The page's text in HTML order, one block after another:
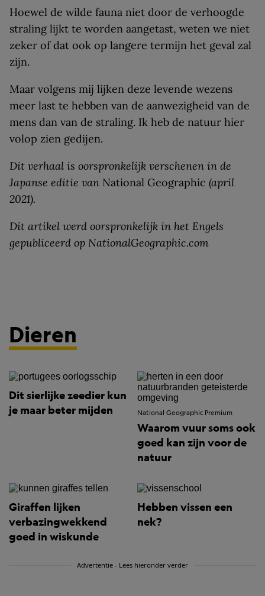
Hoewel de wilde fauna niet door de verhoogde
straling lijkt te worden aangetast, weten we niet
zeker of dat ook op langere termijn het geval zal
zijn.
Maar volgens mij lijken deze levende wezens
meer last te hebben van de aanwezigheid van de
mens dan van de straling. Ik heb de natuur hier
volop zien gedijen.
Dit verhaal is oorspronkelijk verschenen in de
Japanse editie van National Geographic (april
2021).
Dit artikel werd oorspronkelijk in het Engels
gepubliceerd op NationalGeographic.com
Dieren
Dit sierlijke zeedier kun
je maar beter mijden
National Geographic Premium
Waarom vuur soms ook
goed kan zijn voor de
natuur
Giraffen lijken
verbazingwekkend
goed in wiskunde
Hebben vissen een
nek?
Advertentie - Lees hieronder verder